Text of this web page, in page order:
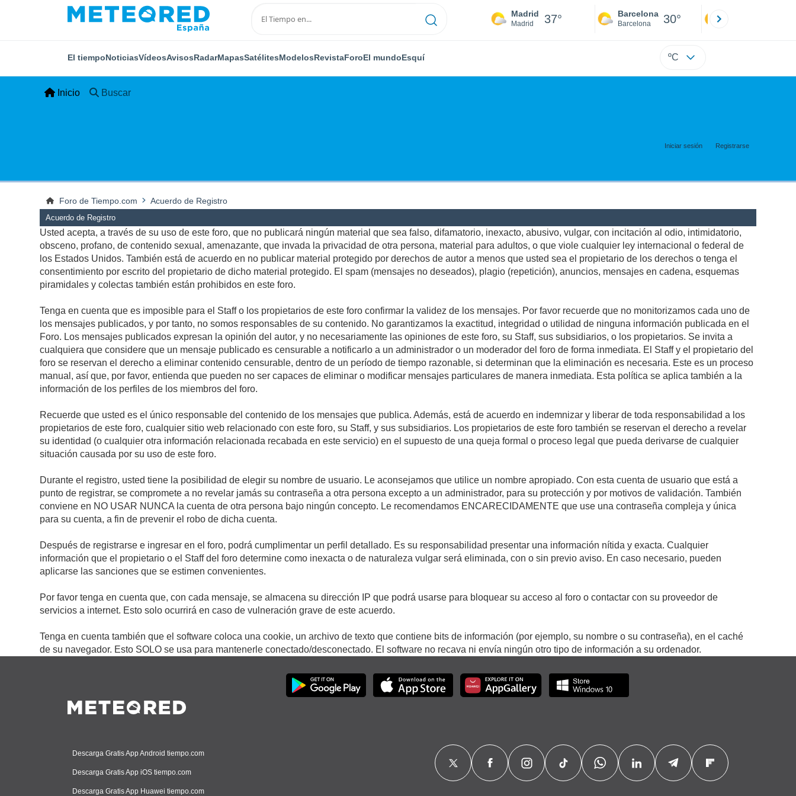
Madrid
Madrid 37° Barcelona
Barcelona 30°
El tiempoNoticiasVídeosAvisosRadarMapasSatélitesModelosRevistaForoEl mundoEsquí ºC
Inicio Buscar
Iniciar sesión Registrarse
Foro de Tiempo.com Acuerdo de Registro
Acuerdo de Registro
Usted acepta, a través de su uso de este foro, que no publicará ningún material que sea falso, difamatorio, inexacto, abusivo, vulgar, con incitación al odio, intimidatorio,
obsceno, profano, de contenido sexual, amenazante, que invada la privacidad de otra persona, material para adultos, o que viole cualquier ley internacional o federal de
los Estados Unidos. También está de acuerdo en no publicar material protegido por derechos de autor a menos que usted sea el propietario de los derechos o tenga el
consentimiento por escrito del propietario de dicho material protegido. El spam (mensajes no deseados), plagio (repetición), anuncios, mensajes en cadena, esquemas
piramidales y colectas también están prohibidos en este foro.
Tenga en cuenta que es imposible para el Staff o los propietarios de este foro confirmar la validez de los mensajes. Por favor recuerde que no monitorizamos cada uno de
los mensajes publicados, y por tanto, no somos responsables de su contenido. No garantizamos la exactitud, integridad o utilidad de ninguna información publicada en el
Foro. Los mensajes publicados expresan la opinión del autor, y no necesariamente las opiniones de este foro, su Staff, sus subsidiarios, o los propietarios. Se invita a
cualquiera que considere que un mensaje publicado es censurable a notificarlo a un administrador o un moderador del foro de forma inmediata. El Staff y el propietario del
foro se reservan el derecho a eliminar contenido censurable, dentro de un período de tiempo razonable, si determinan que la eliminación es necesaria. Este es un proceso
manual, así que, por favor, entienda que pueden no ser capaces de eliminar o modificar mensajes particulares de manera inmediata. Esta política se aplica también a la
información de los perfiles de los miembros del foro.
Recuerde que usted es el único responsable del contenido de los mensajes que publica. Además, está de acuerdo en indemnizar y liberar de toda responsabilidad a los
propietarios de este foro, cualquier sitio web relacionado con este foro, su Staff, y sus subsidiarios. Los propietarios de este foro también se reservan el derecho a revelar
su identidad (o cualquier otra información relacionada recabada en este servicio) en el supuesto de una queja formal o proceso legal que pueda derivarse de cualquier
situación causada por su uso de este foro.
Durante el registro, usted tiene la posibilidad de elegir su nombre de usuario. Le aconsejamos que utilice un nombre apropiado. Con esta cuenta de usuario que está a
punto de registrar, se compromete a no revelar jamás su contraseña a otra persona excepto a un administrador, para su protección y por motivos de validación. También
conviene en NO USAR NUNCA la cuenta de otra persona bajo ningún concepto. Le recomendamos ENCARECIDAMENTE que use una contraseña compleja y única
para su cuenta, a fin de prevenir el robo de dicha cuenta.
Después de registrarse e ingresar en el foro, podrá cumplimentar un perfil detallado. Es su responsabilidad presentar una información nítida y exacta. Cualquier
información que el propietario o el Staff del foro determine como inexacta o de naturaleza vulgar será eliminada, con o sin previo aviso. En caso necesario, pueden
aplicarse las sanciones que se estimen convenientes.
Por favor tenga en cuenta que, con cada mensaje, se almacena su dirección IP que podrá usarse para bloquear su acceso al foro o contactar con su proveedor de
servicios a internet. Esto solo ocurrirá en caso de vulneración grave de este acuerdo.
Tenga en cuenta también que el software coloca una cookie, un archivo de texto que contiene bits de información (por ejemplo, su nombre o su contraseña), en el caché
de su navegador. Esto SOLO se usa para mantenerle conectado/desconectado. El software no recava ni envía ningún otro tipo de información a su ordenador.
Descarga Gratis App Android tiempo.com
Descarga Gratis App iOS tiempo.com
Descarga Gratis App Huawei tiempo.com